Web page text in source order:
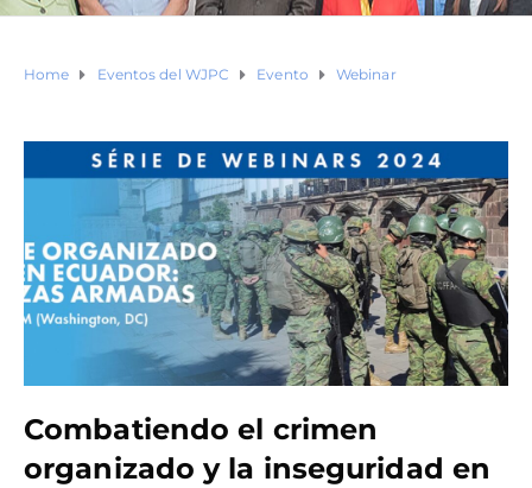
Home Eventos del WJPC Evento Webinar
Combatiendo el crimen
organizado y la inseguridad en